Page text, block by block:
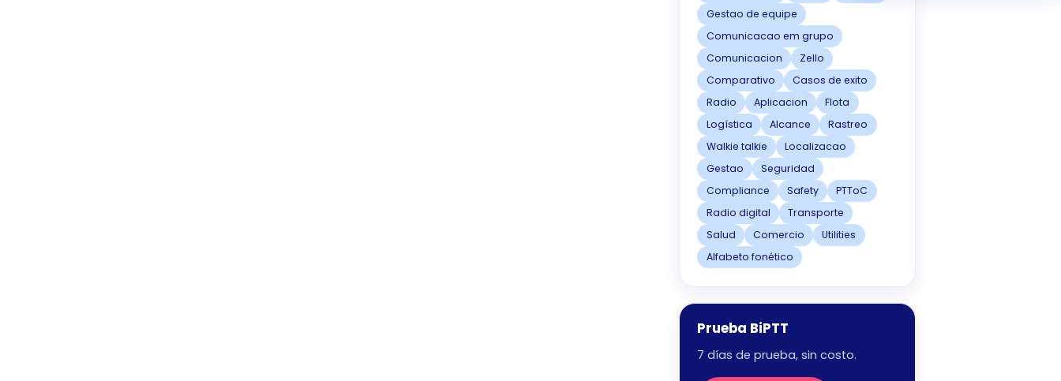
Gestao de equipe
Comunicacao em grupo
Comunicacion
Zello
Comparativo
Casos de exito
Radio
Aplicacion
Flota
Logística
Alcance
Rastreo
Walkie talkie
Localizacao
Gestao
Seguridad
Compliance
Safety
PTToC
Radio digital
Transporte
Salud
Comercio
Utilities
Alfabeto fonético
Prueba BiPTT
7 días de prueba, sin costo.